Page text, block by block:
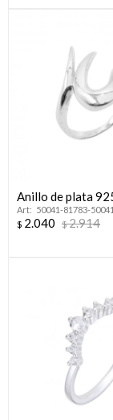
Anillo de plata
50041-81783-
$ 2.040 $2.914